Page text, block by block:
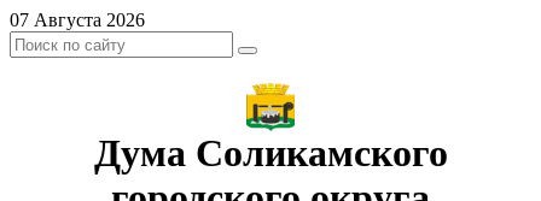
07 Августа 2026
Дума Соликамского